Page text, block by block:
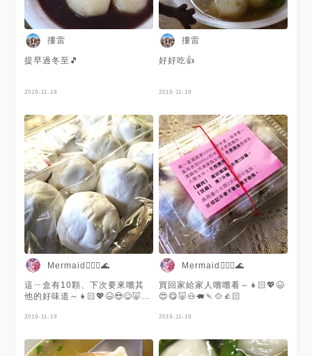
摟雷
提早過冬至🎵
2019-11-19
摟雷
好好吃👍
2019-11-19
Mermaid🧜🏻‍♀️🌊
這ㄧ盒有10顆、下次要來嚐其
他的好味道～👧🏻💖😆😍😋🐷🐽
2019-11-19
Mermaid🧜🏻‍♀️🌊
買回家給家人嚐嚐看～👧🏻💖😆
😍😋🐷🐽🐖🍡🍲👍🏻
2019-11-19